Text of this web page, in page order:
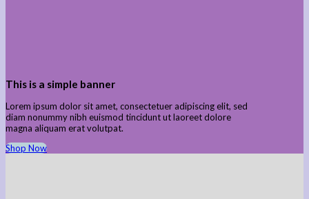
This is a simple banner
Lorem ipsum dolor sit amet, consectetuer adipiscing elit, sed
diam nonummy nibh euismod tincidunt ut laoreet dolore
magna aliquam erat volutpat.
Shop Now